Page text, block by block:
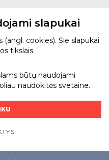
5 215 0070
LT-03151, Vilnius
slapukai
cookies). Šie slapukai
tikslais.
būtų naudojami
naudokitės svetaine.